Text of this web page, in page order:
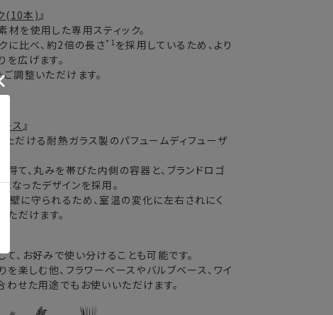
(10本)』
を使用した専用スティック。
に比べ、約2倍の長さ*1 を採用しているため、より
広げます。
調整いただけます。
ス』
ただける耐熱ガラス製のパフュームディフューザ
得て、丸みを帯びた内側の容器と、ブランドロゴ
なったデザインを採用。
壁に守られるため、室温の変化に左右されにく
ただけます。
、お好みで使い分けることも可能です。
を楽しむ他、フラワーベースやバルブベース、ワイ
せた用途でもお使いいただけます。